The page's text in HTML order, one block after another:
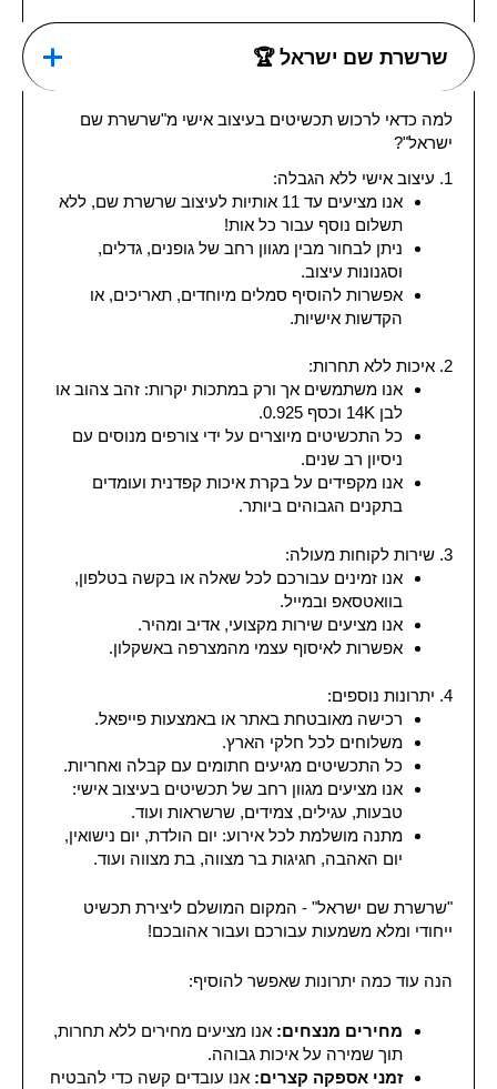
שרשרת שם ישראל 🏆
למה כדאי לרכוש תכשיטים בעיצוב אישי מ"שרשרת שם
ישראל"?
1. עיצוב אישי ללא הגבלה:
אנו מציעים עד 11 אותיות לעיצוב שרשרת שם, ללא
תשלום נוסף עבור כל אות!
ניתן לבחור מבין מגוון רחב של גופנים, גדלים,
וסגנונות עיצוב.
אפשרות להוסיף סמלים מיוחדים, תאריכים, או
הקדשות אישיות.
2. איכות ללא תחרות:
אנו משתמשים אך ורק במתכות יקרות: זהב צהוב או
לבן 14K וכסף 0.925.
כל התכשיטים מיוצרים על ידי צורפים מנוסים עם
ניסיון רב שנים.
אנו מקפידים על בקרת איכות קפדנית ועומדים
בתקנים הגבוהים ביותר.
3. שירות לקוחות מעולה:
אנו זמינים עבורכם לכל שאלה או בקשה בטלפון,
בוואטסאפ ובמייל.
אנו מציעים שירות מקצועי, אדיב ומהיר.
אפשרות לאיסוף עצמי מהמצרפה באשקלון.
4. יתרונות נוספים:
רכישה מאובטחת באתר או באמצעות פייפאל.
משלוחים לכל חלקי הארץ.
כל התכשיטים מגיעים חתומים עם קבלה ואחריות.
אנו מציעים מגוון רחב של תכשיטים בעיצוב אישי:
טבעות, עגילים, צמידים, שרשראות ועוד.
מתנה מושלמת לכל אירוע: יום הולדת, יום נישואין,
יום האהבה, חגיגות בר מצווה, בת מצווה ועוד.
"שרשרת שם ישראל" - המקום המושלם ליצירת תכשיט
ייחודי ומלא משמעות עבורכם ועבור אהובכם!
הנה עוד כמה יתרונות שאפשר להוסיף:
מחירים מנצחים: אנו מציעים מחירים ללא תחרות,
תוך שמירה על איכות גבוהה.
זמני אספקה קצרים: אנו עובדים קשה כדי להבטיח